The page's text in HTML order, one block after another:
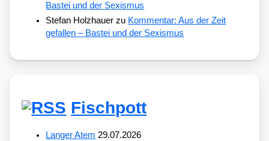
Bastei und der Sexismus
Stefan Holzhauer zu Kommentar: Aus der Zeit
gefallen – Bastei und der Sexismus
Fischpott
Langer Atem 29.07.2026